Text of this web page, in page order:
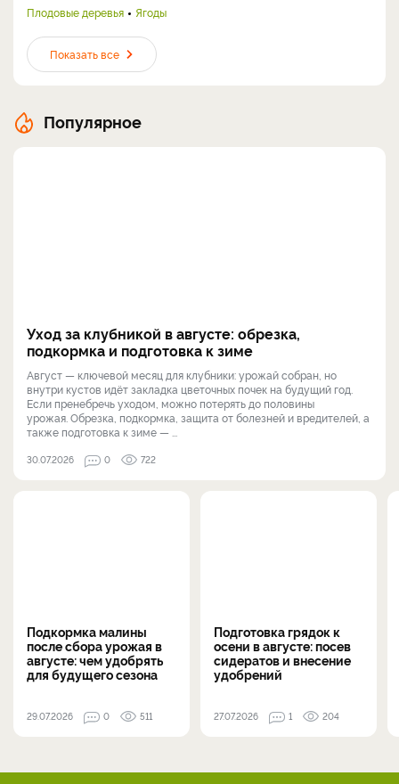
Плодовые деревья
Ягоды
Показать все
Популярное
Уход за клубникой в августе: обрезка,
подкормка и подготовка к зиме
Август — ключевой месяц для клубники: урожай собран, но
внутри кустов идёт закладка цветочных почек на будущий год.
Если пренебречь уходом, можно потерять до половины
урожая. Обрезка, подкормка, защита от болезней и вредителей, а
также подготовка к зиме — ...
30.07.2026 0 722
Подкормка малины
после сбора урожая в
августе: чем удобрять
для будущего сезона
29.07.2026 0 511
Подготовка грядок к
осени в августе: посев
сидератов и внесение
удобрений
27.07.2026 1 204